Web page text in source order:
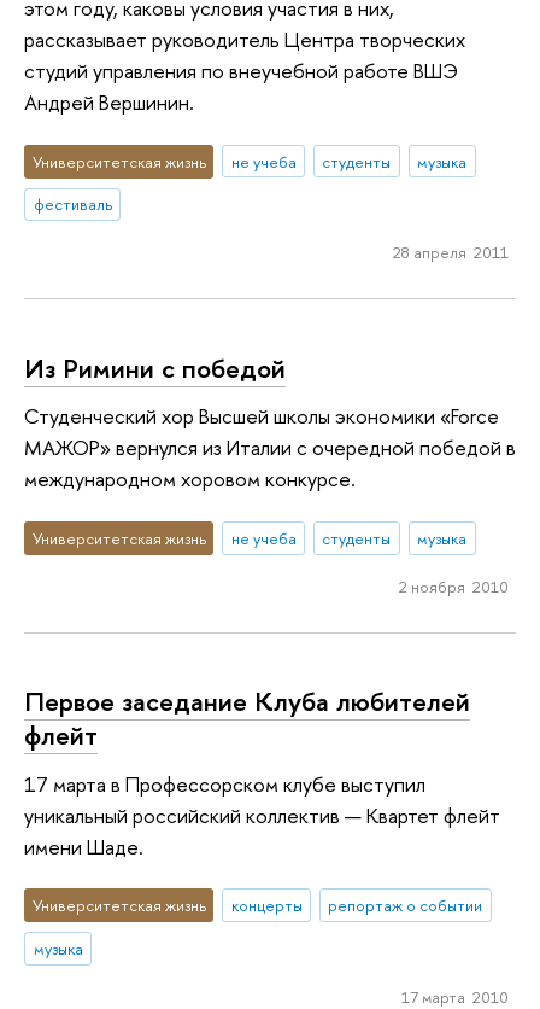
этом году, каковы условия участия в них,
рассказывает руководитель Центра творческих
студий управления по внеучебной работе ВШЭ
Андрей Вершинин.
Университетская жизнь не учеба студенты
музыка
фестиваль
28 апреля 2011
Из Римини с победой
Студенческий хор Высшей школы экономики «Force
МАЖОР» вернулся из Италии с очередной победой в
международном хоровом конкурсе.
Университетская жизнь не учеба студенты музыка
2 ноября 2010
Первое заседание Клуба любителей
флейт
17 марта в Профессорском клубе выступил
уникальный российский коллектив — Квартет флейт
имени Шаде.
Университетская жизнь концерты
репортаж о событии
музыка
17 марта 2010